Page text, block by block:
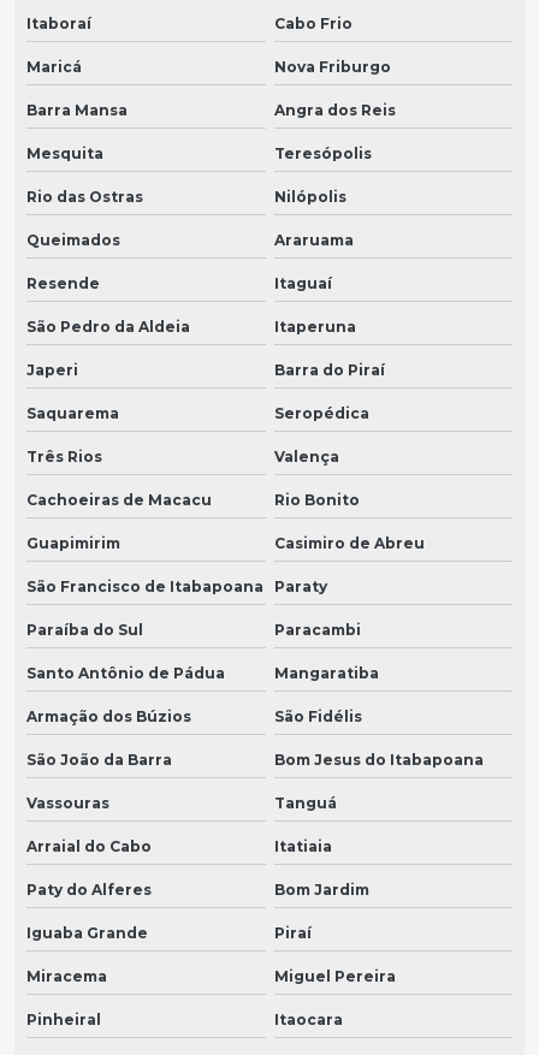
Itaboraí Cabo Frio
Maricá Nova Friburgo
Barra Mansa Angra dos Reis
Mesquita Teresópolis
Rio das Ostras Nilópolis
Queimados Araruama
Resende Itaguaí
São Pedro da Aldeia Itaperuna
Japeri Barra do Piraí
Saquarema Seropédica
Três Rios Valença
Cachoeiras de Macacu Rio Bonito
Guapimirim Casimiro de Abreu
São Francisco de Itabapoana Paraty
Paraíba do Sul Paracambi
Santo Antônio de Pádua Mangaratiba
Armação dos Búzios São Fidélis
São João da Barra Bom Jesus do Itabapoana
Vassouras Tanguá
Arraial do Cabo Itatiaia
Paty do Alferes Bom Jardim
Iguaba Grande Piraí
Miracema Miguel Pereira
Pinheiral Itaocara